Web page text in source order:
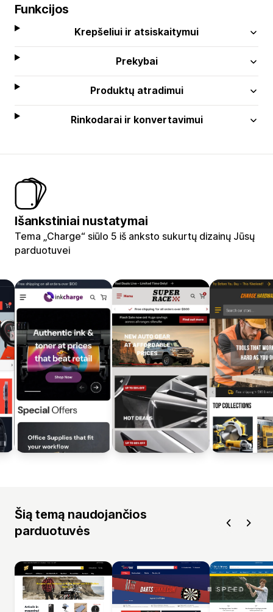
Funkcijos
Krepšeliui ir atsiskaitymui
Prekybai
Produktų atradimui
Rinkodarai ir konvertavimui
Išankstiniai nustatymai
Tema „Charge“ siūlo 5 iš anksto sukurtų dizainų Jūsų
parduotuvei
Šią temą naudojančios
parduotuvės